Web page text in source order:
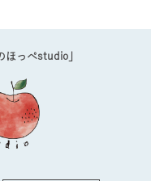
ほっぺstudio」